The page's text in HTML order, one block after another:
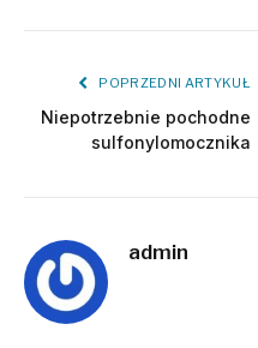
POPRZEDNI ARTYKUŁ
Niepotrzebnie pochodne
sulfonylomocznika
admin